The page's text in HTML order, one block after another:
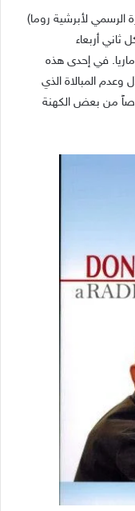
الرسمي لأبرشية روما)
في إحدى هذه
وعدم المبالاة الذي
من بعض الكهنة